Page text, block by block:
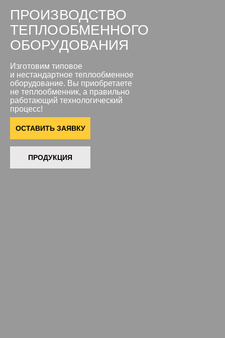
ПРОДУКЦИЯ
ОСТАВИТЬ ЗАЯВКУ
Изготовим типовое
и нестандартное теплообменное
оборудование. Вы приобретаете
не теплообменник, а правильно
работающий технологический
процесс!
ПРОИЗВОДСТВО
ТЕПЛООБМЕННОГО
ОБОРУДОВАНИЯ